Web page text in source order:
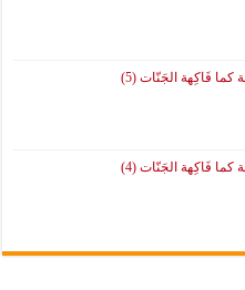
فَاكِهة الجَنّات (5)
فَاكِهة الجَنّات (4)